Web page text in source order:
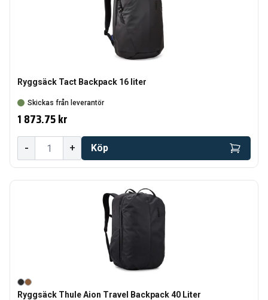
Ryggsäck Tact Backpack 16 liter
Skickas från leverantör
1 873.75 kr
- + Köp
Ryggsäck Thule Aion Travel Backpack 40 Liter